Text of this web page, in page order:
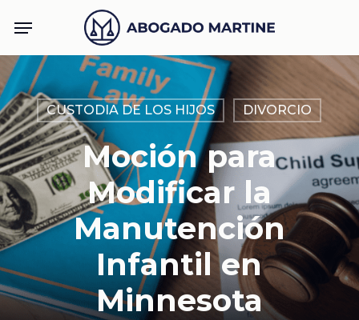
main
content
Menu
CUSTODIA DE LOS HIJOS DIVORCIO
Moción para
Modificar la
Manutención
Infantil en
Minnesota